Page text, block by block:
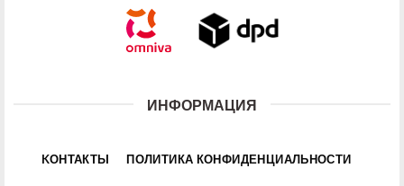
ИНФОРМАЦИЯ
KОНТАКТЫ ПОЛИТИКА КОНФИДЕНЦИАЛЬНОСТИ